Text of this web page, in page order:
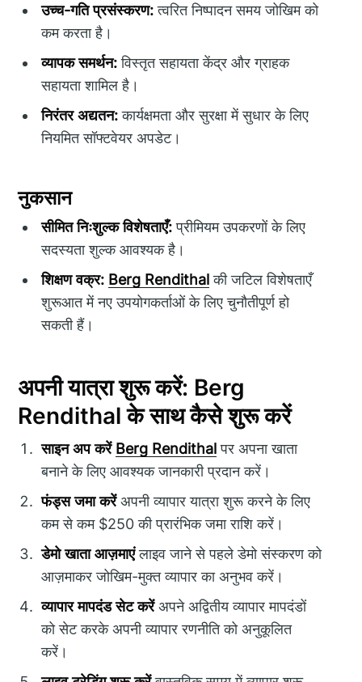
उच्च-गति प्रसंस्करण:त्वरित निष्पादन समय जोखिम को
कम करता है।
व्यापक समर्थन:विस्तृत सहायता केंद्र और ग्राहक
सहायता शामिल है।
निरंतर अद्यतन:कार्यक्षमता और सुरक्षा में सुधार के लिए
नियमित सॉफ्टवेयर अपडेट।
नुकसान
सीमित निःशुल्क विशेषताएँ:प्रीमियम उपकरणों के लिए
सदस्यता शुल्क आवश्यक है।
शिक्षण वक्र: Berg Rendithalकी जटिल विशेषताएँ
शुरूआत में नए उपयोगकर्ताओं के लिए चुनौतीपूर्ण हो
सकती हैं।
अपनी यात्रा शुरू करें: Berg
Rendithal के साथ कैसे शुरू करें
साइन अप करें Berg Rendithalपर अपना खाता
बनाने के लिए आवश्यक जानकारी प्रदान करें।
फंड्स जमा करेंअपनी व्यापार यात्रा शुरू करने के लिए
कम से कम $250 की प्रारंभिक जमा राशि करें।
डेमो खाता आज़माएंलाइव जाने से पहले डेमो संस्करण को
आज़माकर जोखिम-मुक्त व्यापार का अनुभव करें।
व्यापार मापदंड सेट करेंअपने अद्वितीय व्यापार मापदंडों
को सेट करके अपनी व्यापार रणनीति को अनुकूलित
करें।